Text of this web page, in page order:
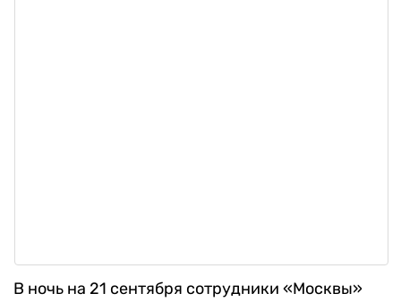
В ночь на 21 сентября сотрудники «Москвы»